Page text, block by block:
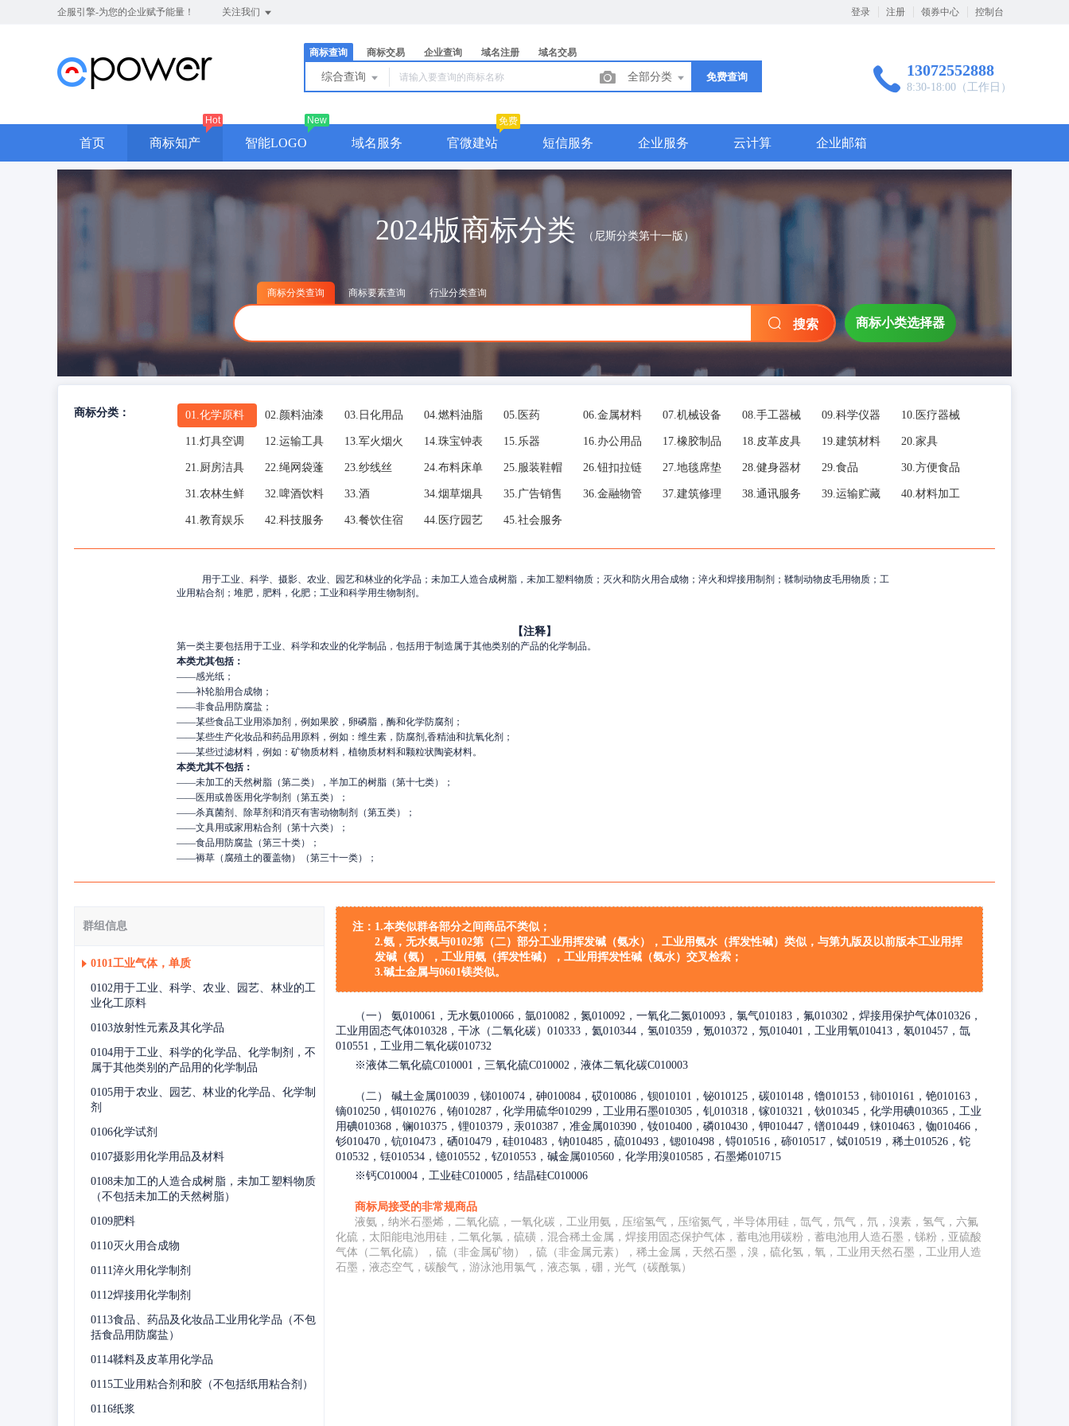
企服引擎-为您的企业赋予能量！ 关注我们 登录 注册 领券中心 控制台
商标查询 商标交易 企业查询 域名注册 域名交易
综合查询 全部分类 免费查询 13072552888
8:30-18:00（工作日）
首页 商标知产
Hot
智能LOGO
New
域名服务 官微建站
免费
短信服务 企业服务 云计算 企业邮箱
2024版商标分类 （尼斯分类第十一版）
商标分类查询 商标要素查询 行业分类查询
搜索 商标小类选择器
商标分类： 01.化学原料 02.颜料油漆 03. 日化用品 04.燃料油脂 05. 医药 06.金属材料 07.机械设备 08.手工器械 09.科学仪器 10. 医疗器械
11.灯具空调 12.运输工具 13.军火烟火 14.珠宝钟表 15.乐器 16.办公用品 17.橡胶制品 18.皮革皮具 19.建筑材料 20.家具
21.厨房洁具 22.绳网袋蓬 23.纱线丝 24.布料床单 25.服装鞋帽 26.钮扣拉链 27.地毯席垫 28.健身器材 29.食品 30.方便食品
31.农林生鲜 32.啤酒饮料 33.酒 34.烟草烟具 35.广告销售 36.金融物管 37.建筑修理 38.通讯服务 39.运输贮藏 40.材料加工
41.教育娱乐 42.科技服务 43.餐饮住宿 44. 医疗园艺 45.社会服务
用于工业、科学、摄影、农业、园艺和林业的化学品；未加工人造合成树脂，未加工塑料物质；灭火和防火用合成物；淬火和焊接用制剂；鞣制动物皮毛用物质；工
业用粘合剂；堆肥，肥料，化肥；工业和科学用生物制剂。
【注释】
第一类主要包括用于工业、科学和农业的化学制品，包括用于制造属于其他类别的产品的化学制品。
本类尤其包括：
——感光纸；
——补轮胎用合成物；
——非食品用防腐盐；
——某些食品工业用添加剂，例如果胶，卵磷脂，酶和化学防腐剂；
——某些生产化妆品和药品用原料，例如：维生素，防腐剂,香精油和抗氧化剂；
——某些过滤材料，例如：矿物质材料，植物质材料和颗粒状陶瓷材料。
本类尤其不包括：
——未加工的天然树脂（第二类），半加工的树脂（第十七类）；
——医用或兽医用化学制剂（第五类）；
——杀真菌剂、除草剂和消灭有害动物制剂（第五类）；
——文具用或家用粘合剂（第十六类）；
——食品用防腐盐（第三十类）；
——褥草（腐殖土的覆盖物）（第三十一类）；
群组信息
0101工业气体，单质
0102用于工业、科学、农业、园艺、林业的工
业化工原料
0103放射性元素及其化学品
0104用于工业、科学的化学品、化学制剂，不
属于其他类别的产品用的化学制品
0105用于农业、园艺、林业的化学品、化学制
剂
0106化学试剂
0107摄影用化学用品及材料
0108未加工的人造合成树脂，未加工塑料物质
（不包括未加工的天然树脂）
0109肥料
0110灭火用合成物
0111淬火用化学制剂
0112焊接用化学制剂
0113食品、药品及化妆品工业用化学品（不包
括食品用防腐盐）
0114鞣料及皮革用化学品
0115工业用粘合剂和胶（不包括纸用粘合剂）
0116纸浆
注： 1.本类似群各部分之间商品不类似；
2.氨，无水氨与0102第（二）部分工业用挥发碱（氨水），工业用氨水（挥发性碱）类似，与第九版及以前版本工业用挥
发碱（氨），工业用氨（挥发性碱），工业用挥发性碱（氨水）交叉检索；
3.碱土金属与0601镁类似。
（一） 氨010061，无水氨010066，氩010082，氮010092，一氧化二氮010093，氯气010183，氟010302，焊接用保护气体010326，
工业用固态气体010328，干冰（二氧化碳）010333，氦010344，氢010359，氪010372，氖010401，工业用氧010413，氡010457，氙
010551，工业用二氧化碳010732
※液体二氧化硫C010001，三氧化硫C010002，液体二氧化碳C010003
（二） 碱土金属010039，锑010074，砷010084，砹010086，钡010101，铋010125，碳010148，镥010153，铈010161，铯010163，
镝010250，铒010276，铕010287，化学用硫华010299，工业用石墨010305，钆010318，镓010321，钬010345，化学用碘010365，工业
用碘010368，镧010375，锂010379，汞010387，准金属010390，钕010400，磷010430，钾010447，镨010449，铼010463，铷010466，
钐010470，钪010473，硒010479，硅010483，钠010485，硫010493，锶010498，锝010516，碲010517，铽010519，稀土010526，铊
010532，铥010534，镱010552，钇010553，碱金属010560，化学用溴010585，石墨烯010715
※钙C010004，工业硅C010005，结晶硅C010006
商标局接受的非常规商品
液氨，纳米石墨烯，二氧化硫，一氧化碳，工业用氨，压缩氢气，压缩氮气，半导体用硅，氙气，氘气，氘，溴素，氢气，六氟
化硫，太阳能电池用硅，二氧化氯，硫磺，混合稀土金属，焊接用固态保护气体，蓄电池用碳粉，蓄电池用人造石墨，锑粉，亚硫酸
气体（二氧化硫），硫（非金属矿物），硫（非金属元素），稀土金属，天然石墨，溴，硫化氢，氧，工业用天然石墨，工业用人造
石墨，液态空气，碳酸气，游泳池用氯气，液态氯，硼，光气（碳酰氯）